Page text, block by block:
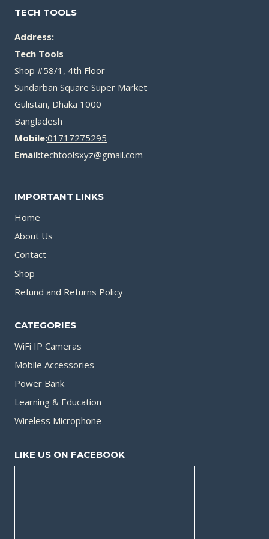
TECH TOOLS
Address:
Tech Tools
Shop #58/1, 4th Floor
Sundarban Square Super Market
Gulistan, Dhaka 1000
Bangladesh
Mobile:01717275295
Email:techtoolsxyz@gmail.com
IMPORTANT LINKS
Home
About Us
Contact
Shop
Refund and Returns Policy
CATEGORIES
WiFi IP Cameras
Mobile Accessories
Power Bank
Learning & Education
Wireless Microphone
LIKE US ON FACEBOOK